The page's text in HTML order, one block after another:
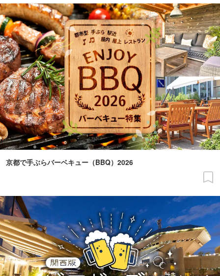
京都で手ぶらバーベキュー（BBQ）2026